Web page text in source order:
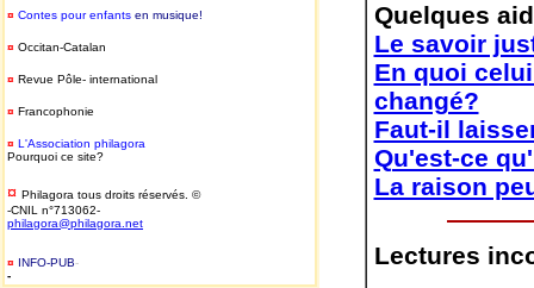
¤ Contes pour enfants en musique!
¤ Occitan-Catalan
¤ Revue Pôle- international
¤ Francophonie
¤ L'Association philagora
Pourquoi ce site?
¤ Philagora tous droits réservés. ©
-CNIL n°713062-
philagora@philagora.net
¤ INFO-PUB-
-
Quelques
Le savoir
En quoi
changé?
Faut-il
Qu'est-ce
La raison
Lectures